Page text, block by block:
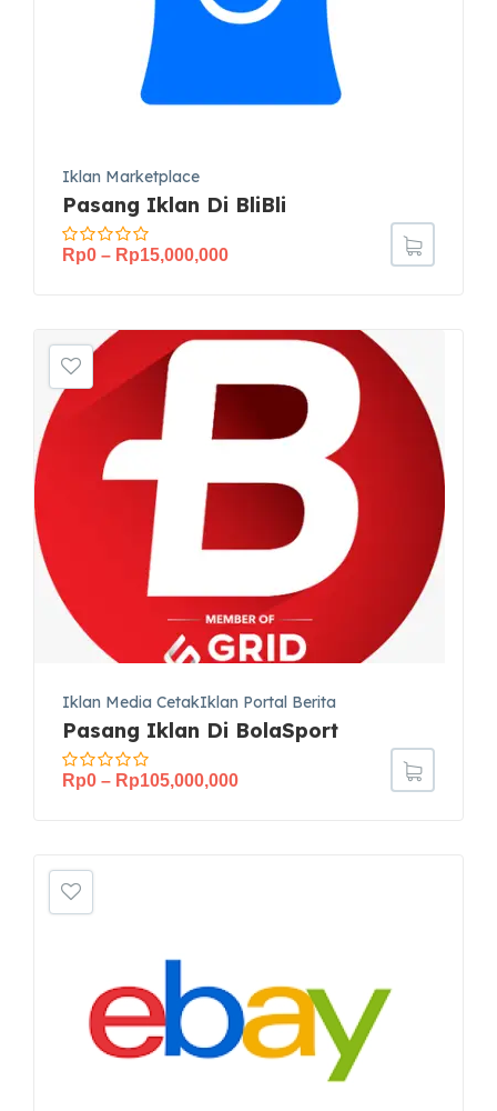
Iklan Marketplace
Pasang Iklan Di BliBli
Rp0 – Rp15,000,000
Iklan Media CetakIklan Portal Berita
Pasang Iklan Di BolaSport
Rp0 – Rp105,000,000